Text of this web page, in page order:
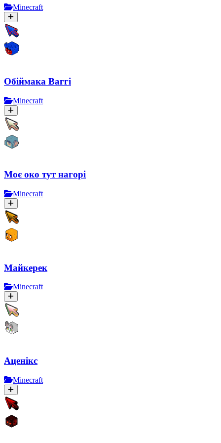
Minecraft
Обіймака Ваггі
Minecraft
Моє око тут нагорі
Minecraft
Майкерек
Minecraft
Аценікс
Minecraft